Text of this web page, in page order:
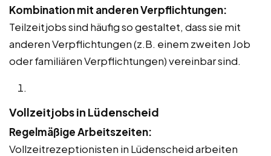
Kombination mit anderen Verpflichtungen:
Teilzeitjobs sind häufig so gestaltet, dass sie mit
anderen Verpflichtungen (z.B. einem zweiten Job
oder familiären Verpflichtungen) vereinbar sind.
Vollzeitjobs in Lüdenscheid
Regelmäßige Arbeitszeiten:
Vollzeitrezeptionisten in Lüdenscheid arbeiten